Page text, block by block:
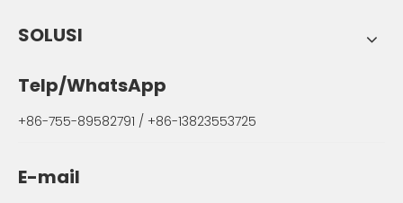
SOLUSI
Telp/WhatsApp
+86-755-89582791 / +86-13823553725
E-mail